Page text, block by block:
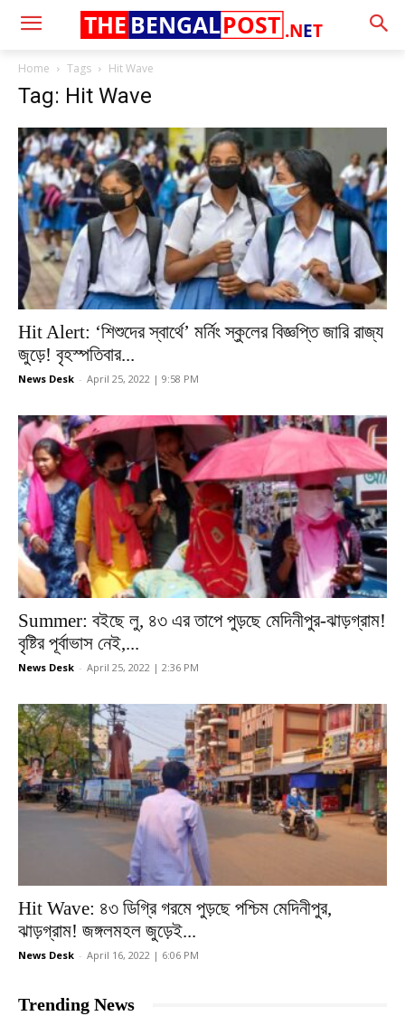
.NET
THE BENGALPOST
Home Tags Hit Wave
Tag: Hit Wave
Hit Alert: ‘শিশুদের স্বার্থে’ মর্নিং স্কুলের বিজ্ঞপ্তি জারি রাজ্য
জুড়ে! বৃহস্পতিবার...
News Desk - April 25, 2022 | 9:58 PM
Summer: বইছে লু, ৪৩ এর তাপে পুড়ছে মেদিনীপুর-ঝাড়গ্রাম!
বৃষ্টির পূর্বাভাস নেই,...
News Desk - April 25, 2022 | 2:36 PM
Hit Wave: ৪৩ ডিগ্রি গরমে পুড়ছে পশ্চিম মেদিনীপুর,
ঝাড়গ্রাম! জঙ্গলমহল জুড়েই...
News Desk - April 16, 2022 | 6:06 PM
Trending News